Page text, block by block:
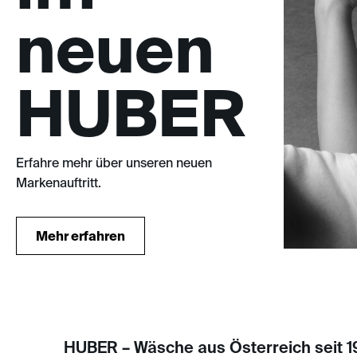
neuen
HUBER
Erfahre mehr über unseren neuen
Markenauftritt.
HUBER – Wäsche aus Österreich seit